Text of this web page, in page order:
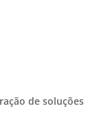
de soluções